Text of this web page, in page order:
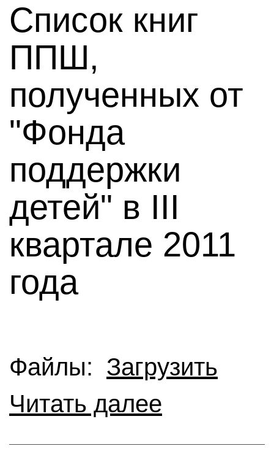
Список книг
ППШ,
полученных от
"Фонда
поддержки
детей" в III
квартале 2011
года
Файлы: Загрузить
Читать далее